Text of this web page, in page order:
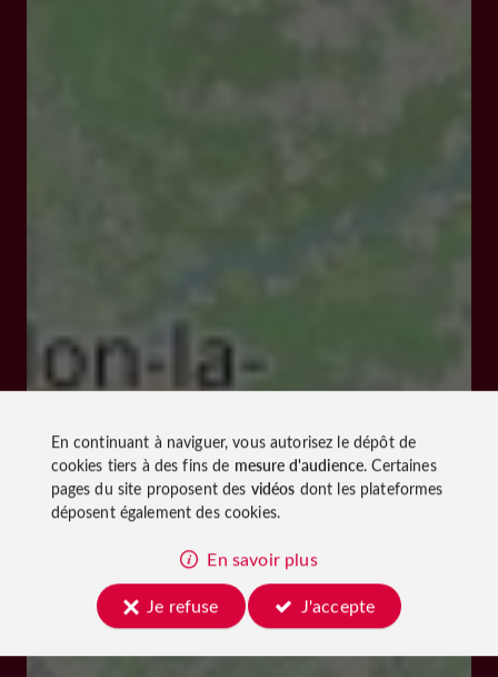
En continuant à naviguer, vous autorisez le dépôt de
cookies tiers à des fins de mesure d'audience. Certaines
pages du site proposent des vidéos dont les plateformes
déposent également des cookies.
En savoir plus
Je refuse
J'accepte